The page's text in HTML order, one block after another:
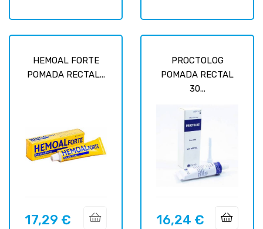
HEMOAL FORTE
POMADA RECTAL...
Prix
17,29 €
PROCTOLOG
POMADA RECTAL
30...
Prix
16,24 €